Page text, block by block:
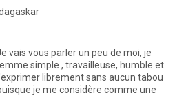
vais vous parler un peu de moi, je
simple , travailleuse, humble et
librement sans aucun tabou
je me considère comme une